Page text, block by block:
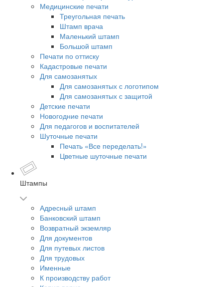
Медицинские печати
Треугольная печать
Штамп врача
Маленький штамп
Большой штамп
Печати по оттиску
Кадастровые печати
Для самозанятых
Для самозанятых с логотипом
Для самозанятых с защитой
Детские печати
Новогодние печати
Для педагогов и воспитателей
Шуточные печати
Печать «Все переделать!»
Цветные шуточные печати
Штампы
Адресный штамп
Банковский штамп
Возвратный экземляр
Для документов
Для путевых листов
Для трудовых
Именные
К производству работ